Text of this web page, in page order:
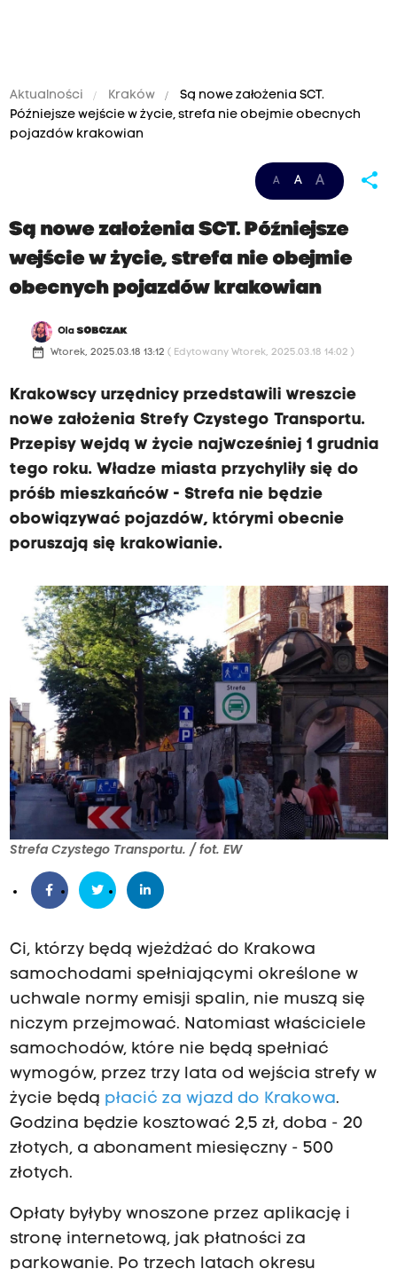
Aktualności Kraków
Są nowe założenia SCT.
Późniejsze wejście w życie, strefa nie obejmie obecnych
pojazdów krakowian
A A A share
Są nowe założenia SCT. Późniejsze
wejście w życie, strefa nie obejmie
obecnych pojazdów krakowian
OlaSOBCZAK
date_range Wtorek, 2025.03.18 13:12 ( Edytowany Wtorek, 2025.03.18 14:02 )
Krakowscy urzędnicy przedstawili wreszcie
nowe założenia Strefy Czystego Transportu.
Przepisy wejdą w życie najwcześniej 1 grudnia
tego roku. Władze miasta przychyliły się do
próśb mieszkańców - Strefa nie będzie
obowiązywać pojazdów, którymi obecnie
poruszają się krakowianie.
Strefa Czystego Transportu. / fot. EW
Ci, którzy będą wjeżdżać do Krakowa
samochodami spełniającymi określone w
uchwale normy emisji spalin, nie muszą się
niczym przejmować. Natomiast właściciele
samochodów, które nie będą spełniać
wymogów, przez trzy lata od wejścia strefy w
życie będą płacić za wjazd do Krakowa.
Godzina będzie kosztować 2,5 zł, doba - 20
złotych, a abonament miesięczny - 500
złotych.
Opłaty byłyby wnoszone przez aplikację i
stronę internetową, jak płatności za
parkowanie. Po trzech latach okresu